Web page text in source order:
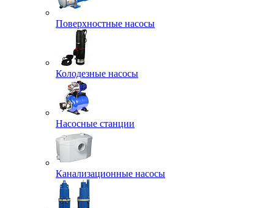
Поверхностные насосы
Колодезные насосы
Насосные станции
Канализационные насосы